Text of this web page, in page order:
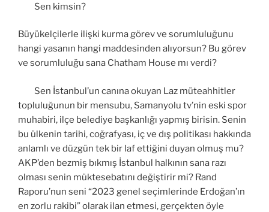
Sen kimsin?
Büyükelçilerle ilişki kurma görev ve sorumluluğunu
hangi yasanın hangi maddesinden alıyorsun? Bu görev
ve sorumluluğu sana Chatham House mı verdi?
Sen İstanbul’un canına okuyan Laz müteahhitler
topluluğunun bir mensubu, Samanyolu tv’nin eski spor
muhabiri, ilçe belediye başkanlığı yapmış birisin. Senin
bu ülkenin tarihi, coğrafyası, iç ve dış politikası hakkında
anlamlı ve düzgün tek bir laf ettiğini duyan olmuş mu?
AKP’den bezmiş bıkmış İstanbul halkının sana razı
olması senin müktesebatını değiştirir mi? Rand
Raporu’nun seni “2023 genel seçimlerinde Erdoğan’ın
en zorlu rakibi” olarak ilan etmesi, gerçekten öyle